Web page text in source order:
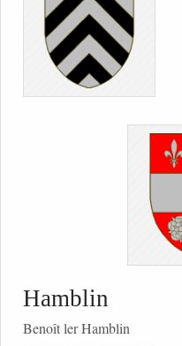
Hamblin
Benoît ler Hamblin